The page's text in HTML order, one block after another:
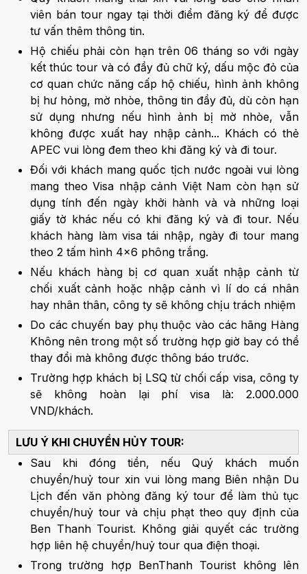
viên bán tour ngay tại thời điểm đăng ký để được
tư vấn thêm thông tin.
Hộ chiếu phải còn hạn trên 06 tháng so với ngày
kết thúc tour và có đầy đủ chữ ký, dấu mộc đỏ của
cơ quan chức năng cấp hộ chiếu, hình ảnh không
bị hư hỏng, mờ nhòe, thông tin đầy đủ, dù còn hạn
sử dụng nhưng nếu hình ảnh bị mờ nhòe, vẫn
không được xuất hay nhập cảnh... Khách có thẻ
APEC vui lòng đem theo khi đăng ký và đi tour.
Đối với khách mang quốc tịch nước ngoài vui lòng
mang theo Visa nhập cảnh Việt Nam còn hạn sử
dụng tính đến ngày khởi hành và và những loại
giấy tờ khác nếu có khi đăng ký và đi tour. Nếu
khách hàng làm visa tái nhập, ngày đi tour mang
theo 2 tấm hình 4x6 phông trắng.
Nếu khách hàng bị cơ quan xuất nhập cảnh từ
chối xuất cảnh hoặc nhập cảnh vì lí do cá nhân
hay nhân thân, công ty sẽ không chịu trách nhiệm
Do các chuyến bay phụ thuộc vào các hãng Hàng
Không nên trong một số trường hợp giờ bay có thể
thay đổi mà không được thông báo trước.
Trường hợp khách bị LSQ từ chối cấp visa, công ty
sẽ không hoàn lại phí visa là: 2.000.000
VND/khách.
LƯU Ý KHI CHUYỂN HỦY TOUR:
Sau khi đóng tiền, nếu Quý khách muốn
chuyển/huỷ tour xin vui lòng mang Biên nhận Du
Lịch đến văn phòng đăng ký tour để làm thủ tục
chuyển/huỷ tour và chịu phạt theo quy định của
Ben Thanh Tourist. Không giải quyết các trường
hợp liên hệ chuyển/huỷ tour qua điện thoại.
Trong trường hợp BenThanh Tourist không lên